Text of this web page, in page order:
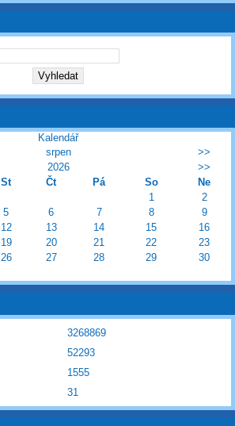
Kalendář
srpen
>>
2026
>>
St Čt Pá So
Ne
1
2
5 6 7 8
9
12 13 14 15
16
19 20 21 22
23
26 27 28 29
30
31
3268869
52293
1555